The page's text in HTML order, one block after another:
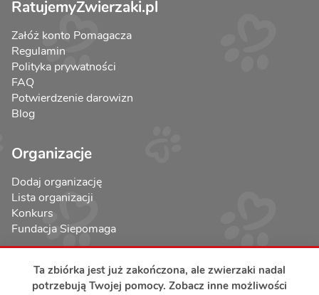
Ta zbiórka jest już zakończona, ale zwierzaki nadal
potrzebują Twojej pomocy. Zobacz inne możliwości
RatujemyZwierzaki.pl
Załóż konto Pomagacza
Regulamin
Polityka prywatności
FAQ
Potwierdzenie darowizn
Blog
Organizacje
Dodaj organizację
Lista organizacji
Konkurs
Fundacja Siepomaga